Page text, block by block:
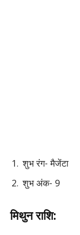
शुभ रंग- मैजेंटा
शुभ अंक- 9
मिथुन राशि: